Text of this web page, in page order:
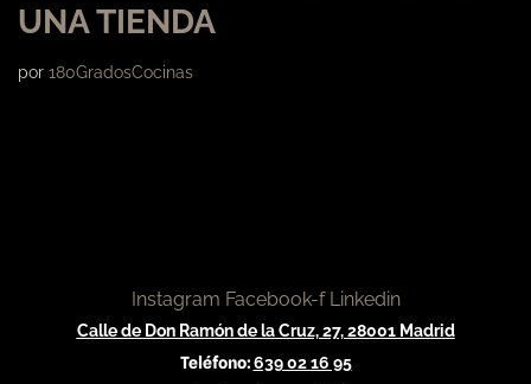
UNA TIENDA
por 180GradosCocinas
Instagram Facebook-f Linkedin
Calle de Don Ramón de la Cruz, 27, 28001 Madrid
Teléfono:639 02 16 95